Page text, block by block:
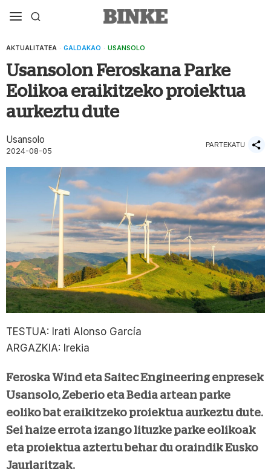
AKTUALITATEA · GALDAKAO · USANSOLO
Usansolon Feroskana Parke
Eolikoa eraikitzeko proiektua
aurkeztu dute
Usansolo
2024-08-05
PARTEKATU
TESTUA: Irati Alonso García
ARGAZKIA: Irekia
Feroska Wind eta Saitec Engineering enpresek
Usansolo, Zeberio eta Bedia artean parke
eoliko bat eraikitzeko proiektua aurkeztu dute.
Sei haize errota izango lituzke parke eolikoak
eta proiektua aztertu behar du oraindik Eusko
Jaurlaritzak.